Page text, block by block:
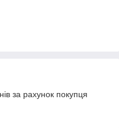
за рахунок покупця